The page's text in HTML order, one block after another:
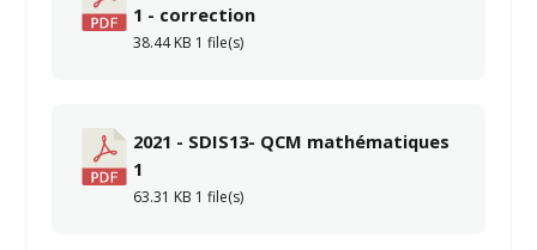
1 - correction
38.44 KB 1 file(s)
2021 - SDIS13- QCM mathématiques
1
63.31 KB 1 file(s)